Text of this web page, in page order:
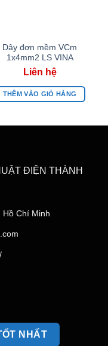
Dây đơn mềm VCm
1x4mm2 LS VINA
THÊM VÀO GIỎ HÀNG
ĐIỆN THÀNH
Chí Minh
NHẤT